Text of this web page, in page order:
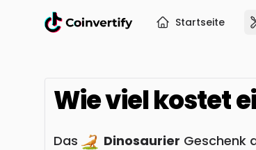
Startseite
Wie viel kostet
Das Dinosaurier Geschenk